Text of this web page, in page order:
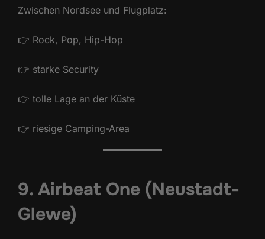
Zwischen Nordsee und Flugplatz:
👉 Rock, Pop, Hip-Hop
👉 starke Security
👉 tolle Lage an der Küste
👉 riesige Camping-Area
9. Airbeat One (Neustadt-
Glewe)